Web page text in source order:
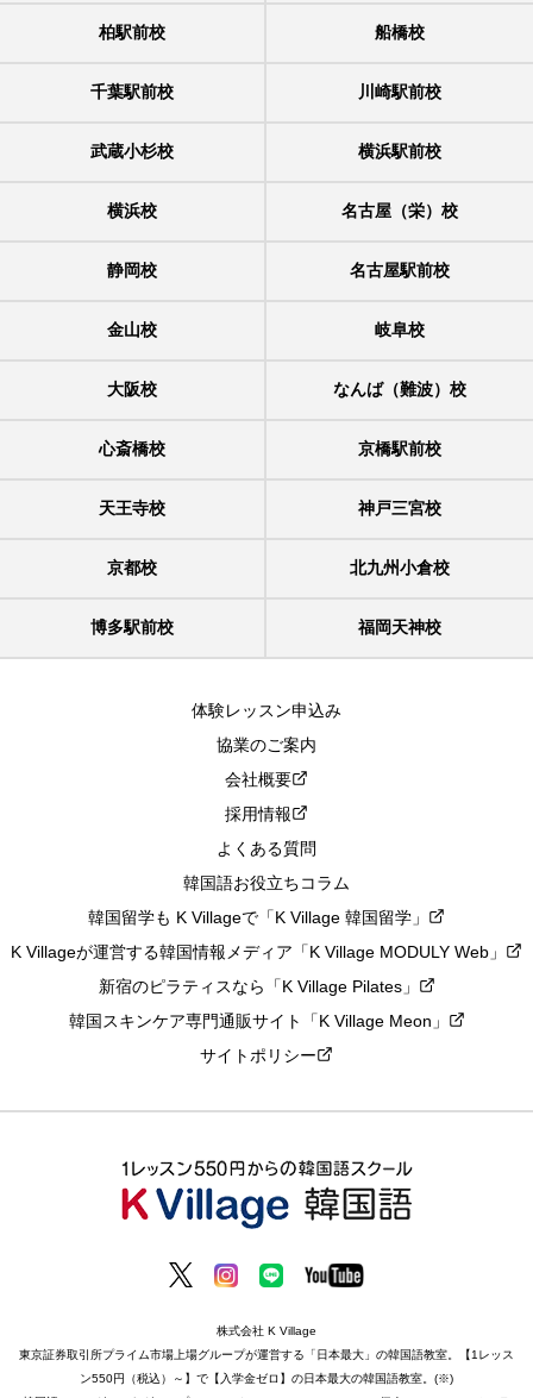
柏駅前校 船橋校
千葉駅前校 川崎駅前校
武蔵小杉校 横浜駅前校
横浜校 名古屋（栄）校
静岡校 名古屋駅前校
金山校 岐阜校
大阪校 なんば（難波）校
心斎橋校 京橋駅前校
天王寺校 神戸三宮校
京都校 北九州小倉校
博多駅前校 福岡天神校
体験レッスン申込み
協業のご案内
会社概要
採用情報
よくある質問
韓国語お役立ちコラム
韓国留学も K Villageで「K Village 韓国留学」
K Villageが運営する韓国情報メディア「K Village MODULY Web」
新宿のピラティスなら「K Village Pilates」
韓国スキンケア専門通販サイト「K Village Meon」
サイトポリシー
株式会社 K Village
東京証券取引所プライム市場上場グループが運営する「日本最大」の韓国語教室。【1レッス
ン550円（税込）～】で【入学金ゼロ】の日本最大の韓国語教室。(※)